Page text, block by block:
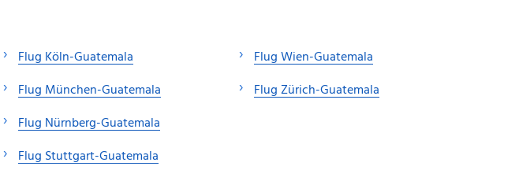
Flug Köln-Guatemala
Flug München-Guatemala
Flug Nürnberg-Guatemala
Flug Stuttgart-Guatemala
Flug Wien-Guatemala
Flug Zürich-Guatemala